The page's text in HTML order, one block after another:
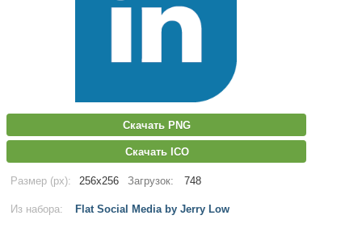
Скачать PNG
Скачать ICO
Размер (px): 256x256 Загрузок: 748
Из набора: Flat Social Media by Jerry Low